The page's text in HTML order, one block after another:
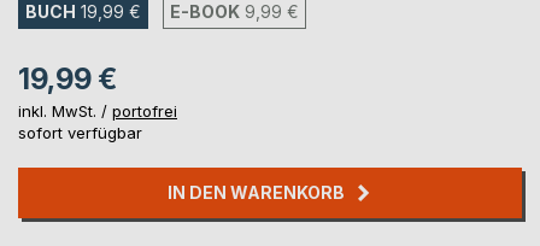
BUCH 19,99 € E-BOOK 9,99 €
19,99 €
inkl. MwSt. / portofrei
sofort verfügbar
IN DEN WARENKORB